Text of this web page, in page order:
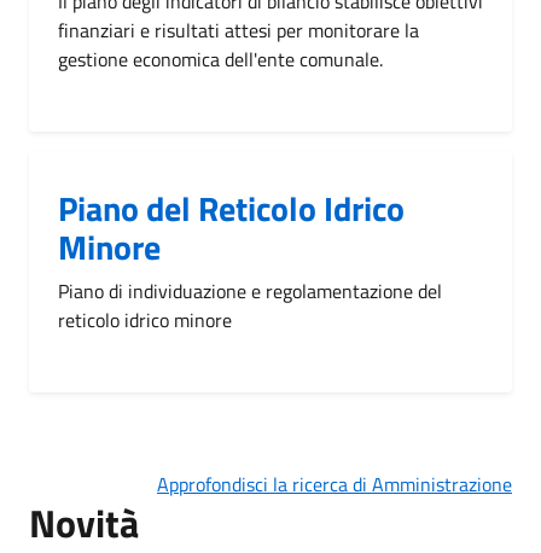
finanziari e risultati attesi per monitorare la
gestione economica dell'ente comunale.
Piano del Reticolo Idrico
Minore
Piano di individuazione e regolamentazione del
reticolo idrico minore
Approfondisci la ricerca di Amministrazione
Novità